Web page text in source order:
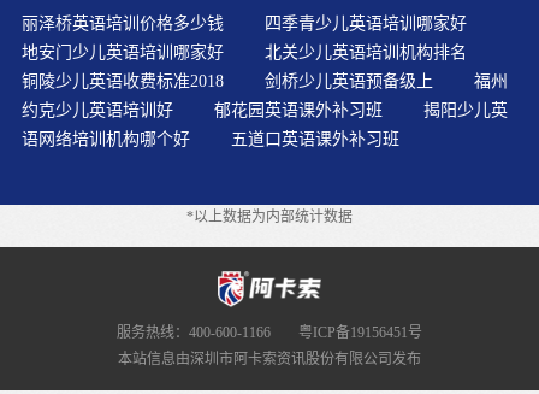
行对话，碰到一些学过的生活用品食物方面的单词，让孩
子进行指认并说出相应的英文单词。语言学习最好的方法
不是直接看翻译，而是自己先琢磨，仔细看上下文，或看
注释，或查词典，或向别人请教。更有利孩子英语口语表
达能力的提高通过游戏的方式，免去压力，让孩子快快乐
乐地学习英语。孩子在没有任何基础的情况下必须要选择
少钱，孩子上的培训班是否是品牌机构。为孩子拓展英语
展示舞台，同时也是检验团队合作能力、演讲演示能力和
项目管理能力的有效手段。课堂上的语法知识往往和教材
同步而并不系统，我们还可以再有一本语法书籍，甚至可
以买语法，这样有知识的拓展。朗读是检测孩子学习效果
既简单又有效的手段，既可检测语音语调是否标准，还可
丽泽桥英语培训价格多少钱
四季青少儿英语培训哪家好
地安门少儿英语培训哪家好
北关少儿英语培训机构排名
铜陵少儿英语收费标准2018
剑桥少儿英语预备级上
福州
约克少儿英语培训好
郁花园英语课外补习班
揭阳少儿英
语网络培训机构哪个好
五道口英语课外补习班
*以上数据为内部统计数据
服务热线：400-600-1166
粤ICP备19156451号
本站信息由深圳市阿卡索资讯股份有限公司发布